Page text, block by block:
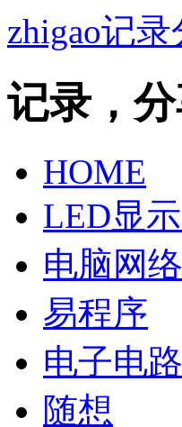
zhigao记录
记录，
HOME
LED显
电脑网络
易程序
电子电路
随想